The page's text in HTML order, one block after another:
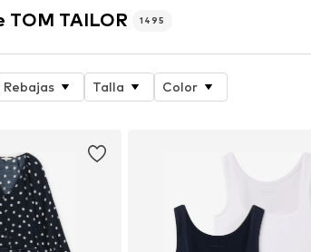
TOM TAILOR 1495
Rebajas Talla Color